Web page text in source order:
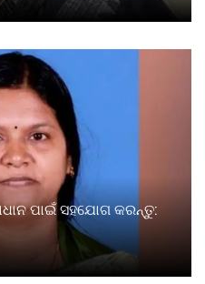
ପାଇଁ ସହଯୋଗ କରନ୍ତୁ: